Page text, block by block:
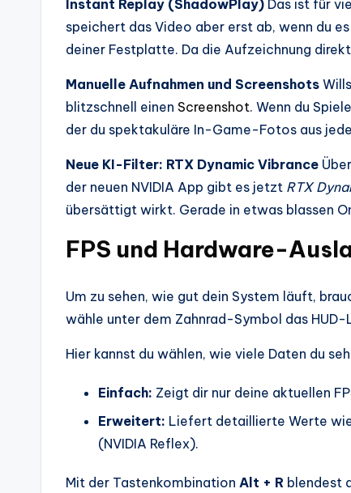
Instant Replay (ShadowPlay) Das ist für
speichert das Video aber erst ab, wenn du
deiner Festplatte. Da die Aufzeichnung
Manuelle Aufnahmen und Screenshots
blitzschnell einen Screenshot. Wenn du
der du spektakuläre In-Game-Fotos aus
Neue KI-Filter: RTX Dynamic Vibrance Über
der neuen NVIDIA App gibt es jetzt RTX
übersättigt wirkt. Gerade in etwas blassen
FPS und Hardware-
Um zu sehen, wie gut dein System läuft,
wähle unter dem Zahnrad-Symbol das HUD-
Hier kannst du wählen, wie viele Daten du
Einfach: Zeigt dir nur deine aktuellen
Erweitert: Liefert detaillierte Werte
(NVIDIA Reflex).
Mit der Tastenkombination Alt + R blendest